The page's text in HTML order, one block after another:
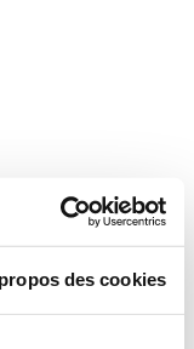
des cookies